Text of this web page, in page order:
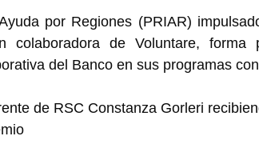
por Regiones (PRIAR)
colaboradora de Voluntare,
del Banco en sus programas